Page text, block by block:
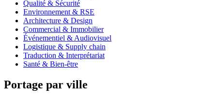
Qualité & Sécurité
Environnement & RSE
Architecture & Design
Commercial & Immobilier
Événementiel & Audiovisuel
Logistique & Supply chain
Traduction & Interprétariat
Santé & Bien-être
Portage par ville